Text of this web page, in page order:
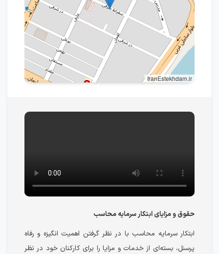
IranEstekhdam.ir
حقوق و مزایای ابتکار سرمایه محاسب
ابتکار سرمایه محاسب با در نظر گرفتن اهمیت انگیزه و رفاه
پرسنل، بسته‌ای از خدمات و مزایا را برای کارکنان خود در نظر